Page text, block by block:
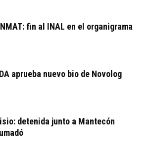
fin al INAL en el organigrama
aprueba nuevo bio de Novolog
detenida junto a Mantecón